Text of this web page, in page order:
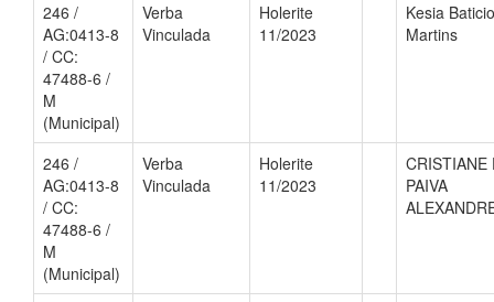
246 /
AG:0413-8
/ CC:
47488-6 /
M
(Municipal)
Verba
Vinculada
Holerite
11/2023
Kesia
Martins
246 /
AG:0413-8
/ CC:
47488-6 /
M
(Municipal)
Verba
Vinculada
Holerite
11/2023
CRISTIANE
PAIVA